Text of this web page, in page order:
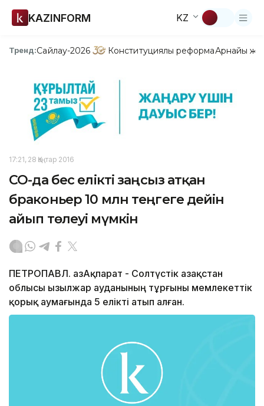
KAZINFORM KZ
Тренд:Сайлау-2026 Конституциялық реформаАрнайы
17:21, 28 Қаңтар 2016
СҚО-да бес елікті заңсыз атқан
браконьер 10 млн теңгеге дейін
айып төлеуі мүмкін
ПЕТРОПАВЛ. ҚазАқпарат - Солтүстік Қазақстан
облысы Қызылжар ауданының тұрғыны мемлекеттік
қорық аумағында 5 елікті атып алған.